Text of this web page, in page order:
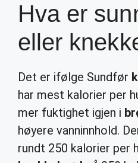
Hva er
eller
Det er ifølge Sundfør
har mest kalorier per
mer fuktighet igjen i
høyere vanninnhold.
rundt 250 kalorier per